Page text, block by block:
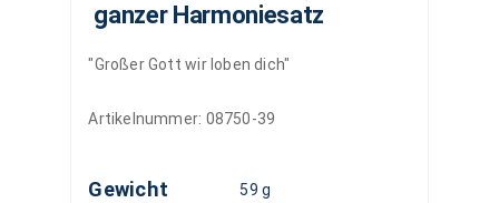
ganzer Harmoniesatz
"Großer Gott wir loben dich"
Artikelnummer: 08750-39
Gewicht 59 g